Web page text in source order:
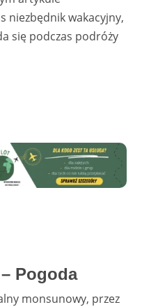
niezbędnik wakacyjny,
się podczas podróży
Pogoda
monsunowy, przez